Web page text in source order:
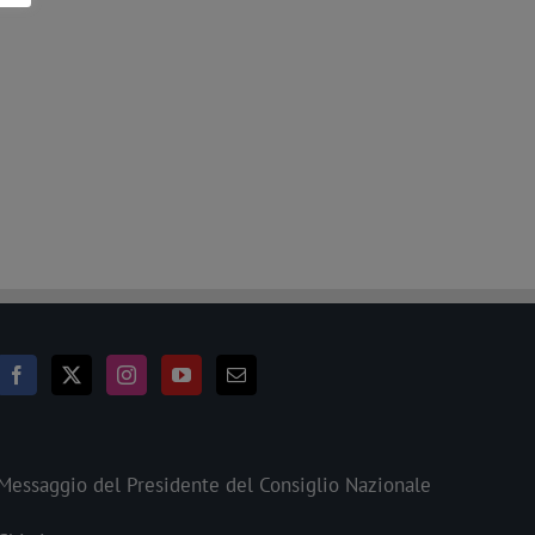
del Presidente del Consiglio Nazionale